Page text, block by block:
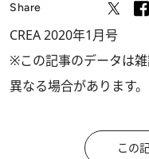
Share
CREA 2020年1月号
※この記事のデータは
異なる場合があります。
この